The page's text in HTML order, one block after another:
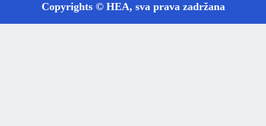
Copyrights © HEA, sva prava zadržana